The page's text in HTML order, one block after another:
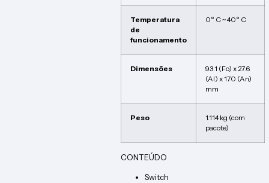
Temperatura
de
funcionamento
0° C ~ 40° C
Dimensões
93.1 (Fo) x 27.6
(Al) x 170 (An)
mm
Peso
1.114 kg (com
pacote)
CONTEÚDO
Switch